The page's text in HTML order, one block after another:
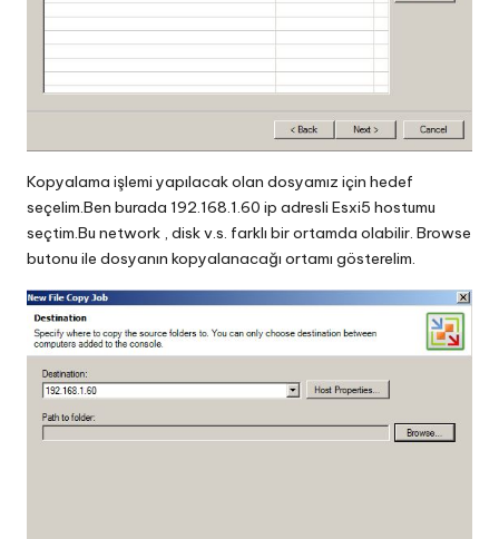
Kopyalama işlemi yapılacak olan dosyamız için hedef
seçelim.Ben burada 192.168.1.60 ip adresli Esxi5 hostumu
seçtim.Bu network , disk v.s. farklı bir ortamda olabilir. Browse
butonu ile dosyanın kopyalanacağı ortamı gösterelim.